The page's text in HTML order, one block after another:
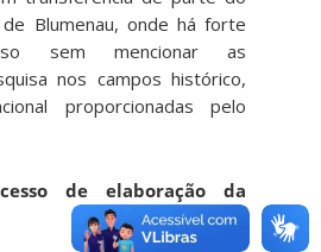
Blumenau, onde há forte
sem mencionar as
nos campos histórico,
proporcionadas pelo
de elaboração da